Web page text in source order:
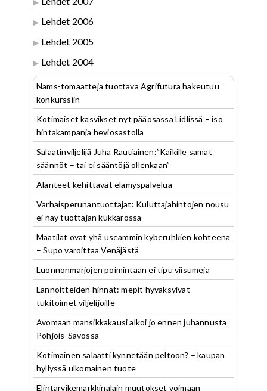
Lehdet 2006
Lehdet 2005
Lehdet 2004
Nams-tomaatteja tuottava Agrifutura hakeutuu
konkurssiin
Kotimaiset kasvikset nyt pääosassa Lidlissä – iso
hintakampanja heviosastolla
Salaatinviljelijä Juha Rautiainen:”Kaikille samat
säännöt – tai ei sääntöjä ollenkaan”
Alanteet kehittävät elämyspalvelua
Varhaisperunantuottajat: Kuluttajahintojen nousu
ei näy tuottajan kukkarossa
Maatilat ovat yhä useammin kyberuhkien kohteena
– Supo varoittaa Venäjästä
Luonnonmarjojen poimintaan ei tipu viisumeja
Lannoitteiden hinnat: mepit hyväksyivät
tukitoimet viljelijöille
Avomaan mansikkakausi alkoi jo ennen juhannusta
Pohjois-Savossa
Kotimainen salaatti kynnetään peltoon? – kaupan
hyllyssä ulkomainen tuote
Elintarvikemarkkinalain muutokset voimaan